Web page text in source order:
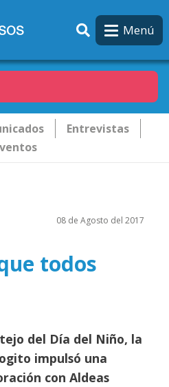
Menú
Entrevistas
08 de Agosto del 2017
todos
del Día del Niño, la
impulsó una
con Aldeas